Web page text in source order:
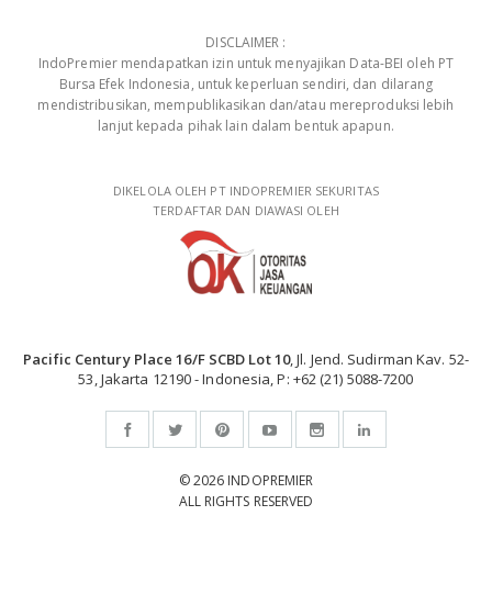
DISCLAIMER :
IndoPremier mendapatkan izin untuk menyajikan Data-BEI oleh PT
Bursa Efek Indonesia, untuk keperluan sendiri, dan dilarang
mendistribusikan, mempublikasikan dan/atau mereproduksi lebih
lanjut kepada pihak lain dalam bentuk apapun.
DIKELOLA OLEH PT INDOPREMIER SEKURITAS
TERDAFTAR DAN DIAWASI OLEH
Pacific Century Place 16/F SCBD Lot 10, Jl. Jend. Sudirman Kav. 52-
53, Jakarta 12190 - Indonesia, P: +62 (21) 5088-7200
© 2026 INDOPREMIER
ALL RIGHTS RESERVED